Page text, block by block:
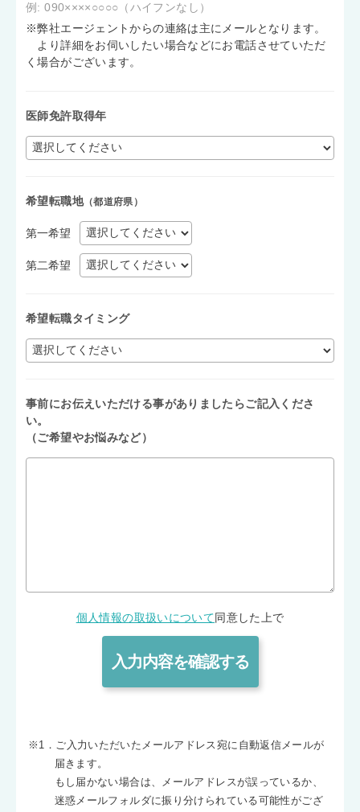
例: 090××××○○○○（ハイフンなし）
※弊社エージェントからの連絡は主にメールとなります。
より詳細をお伺いしたい場合などにお電話させていただ
く場合がございます。
医師免許取得年
希望転職地（都道府県）
第一希望
第二希望
希望転職タイミング
事前にお伝えいただける事がありましたらご記入くださ
い。
（ご希望やお悩みなど）
個人情報の取扱いについて 同意した上で
※1．ご入力いただいたメールアドレス宛に自動返信メールが
届きます。
もし届かない場合は、メールアドレスが誤っているか、
迷惑メールフォルダに振り分けられている可能性がござ